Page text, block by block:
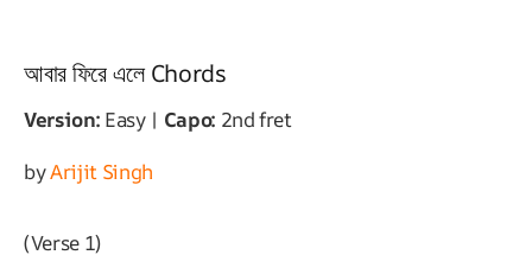
আবার ফিরে এলে Chords
Version: Easy | Capo: 2nd fret
byArijit Singh
(Verse 1)